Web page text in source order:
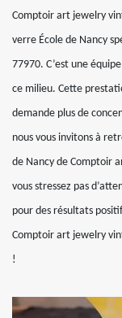
Comptoir art jewelry
verre École de Nancy
77970. C’est une
ce milieu. Cette
demande plus de
nous vous invitons à
de Nancy de Comptoir
vous stressez pas
pour des résultats
Comptoir art jewelry
!